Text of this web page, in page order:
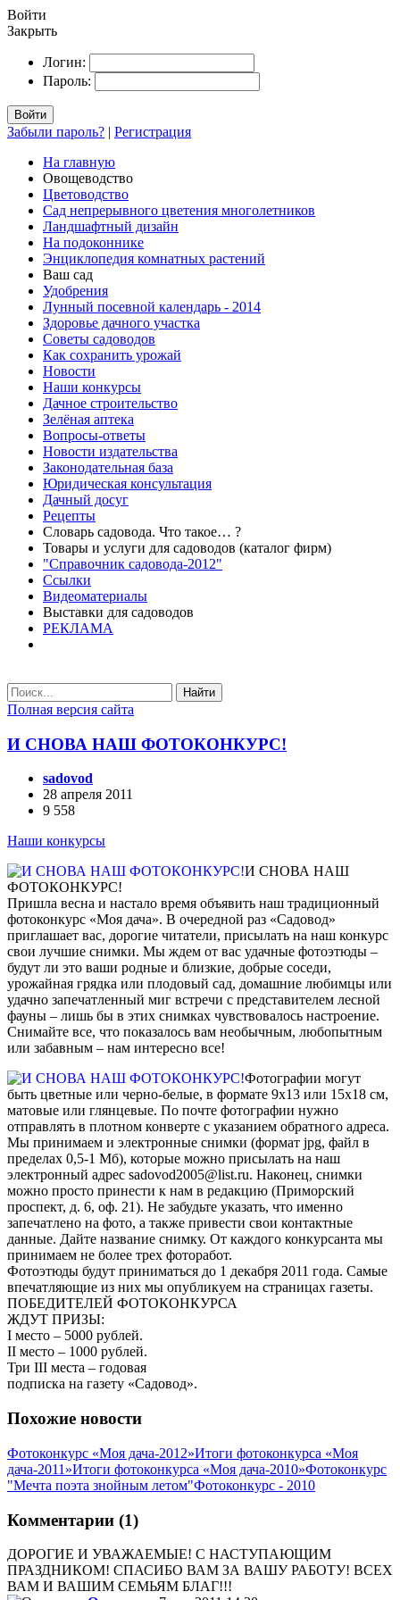
Войти
Закрыть
Логин:
Пароль:
Войти
Забыли пароль? | Регистрация
На главную
Овощеводство
Цветоводство
Сад непрерывного цветения многолетников
Ландшафтный дизайн
На подоконнике
Энциклопедия комнатных растений
Ваш сад
Удобрения
Лунный посевной календарь - 2014
Здоровье дачного участка
Советы садоводов
Как сохранить урожай
Новости
Наши конкурсы
Дачное строительство
Зелёная аптека
Вопросы-ответы
Новости издательства
Законодательная база
Юридическая консультация
Дачный досуг
Рецепты
Словарь садовода. Что такое… ?
Товары и услуги для садоводов (каталог фирм)
"Справочник садовода-2012"
Ссылки
Видеоматериалы
Выставки для садоводов
РЕКЛАМА
Найти
Полная версия сайта
И СНОВА НАШ ФОТОКОНКУРС!
sadovod
28 апреля 2011
9 558
Наши конкурсы
И СНОВА НАШ
ФОТОКОНКУРС!
Пришла весна и настало время объявить наш традиционный
фотоконкурс «Моя дача». В очередной раз «Садовод»
приглашает вас, дорогие читатели, присылать на наш конкурс
свои лучшие снимки. Мы ждем от вас удачные фотоэтюды –
будут ли это ваши родные и близкие, добрые соседи,
урожайная грядка или плодовый сад, домашние любимцы или
удачно запечатленный миг встречи с представителем лесной
фауны – лишь бы в этих снимках чувствовалось настроение.
Снимайте все, что показалось вам необычным, любопытным
или забавным – нам интересно все!
Фотографии могут
быть цветные или черно-белые, в формате 9х13 или 15х18 см,
матовые или глянцевые. По почте фотографии нужно
отправлять в плотном конверте с указанием обратного адреса.
Мы принимаем и электронные снимки (формат jpg, файл в
пределах 0,5-1 Мб), которые можно присылать на наш
электронный адрес sadovod2005@list.ru. Наконец, снимки
можно просто принести к нам в редакцию (Приморский
проспект, д. 6, оф. 21). Не забудьте указать, что именно
запечатлено на фото, а также привести свои контактные
данные. Дайте название снимку. От каждого конкурсанта мы
принимаем не более трех фоторабот.
Фотоэтюды будут приниматься до 1 декабря 2011 года. Самые
впечатляющие из них мы опубликуем на страницах газеты.
ПОБЕДИТЕЛЕЙ ФОТОКОНКУРСА
ЖДУТ ПРИЗЫ:
I место – 5000 рублей.
II место – 1000 рублей.
Три III места – годовая
подписка на газету «Садовод».
Похожие новости
Фотоконкурс «Моя дача-2012»Итоги фотоконкурса «Моя
дача-2011»Итоги фотоконкурса «Моя дача-2010»Фотоконкурс
"Мечта поэта знойным летом"Фотоконкурс - 2010
Комментарии (1)
ДОРОГИЕ И УВАЖАЕМЫЕ! С НАСТУПАЮЩИМ
ПРАЗДНИКОМ! СПАСИБО ВАМ ЗА ВАШУ РАБОТУ! ВСЕХ
ВАМ И ВАШИМ СЕМЬЯМ БЛАГ!!!